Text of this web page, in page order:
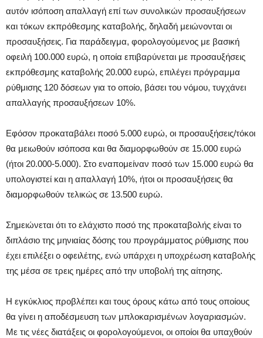
αυτόν ισόποση απαλλαγή επί των συνολικών προσαυξήσεων
και τόκων εκπρόθεσμης καταβολής, δηλαδή μειώνονται οι
προσαυξήσεις. Για παράδειγμα, φορολογούμενος με βασική
οφειλή 100.000 ευρώ, η οποία επιβαρύνεται με προσαυξήσεις
εκπρόθεσμης καταβολής 20.000 ευρώ, επιλέγει πρόγραμμα
ρύθμισης 120 δόσεων για το οποίο, βάσει του νόμου, τυγχάνει
απαλλαγής προσαυξήσεων 10%.
Εφόσον προκαταβάλει ποσό 5.000 ευρώ, οι προσαυξήσεις/τόκοι
θα μειωθούν ισόποσα και θα διαμορφωθούν σε 15.000 ευρώ
(ήτοι 20.000-5.000). Στο εναπομείναν ποσό των 15.000 ευρώ θα
υπολογιστεί και η απαλλαγή 10%, ήτοι οι προσαυξήσεις θα
διαμορφωθούν τελικώς σε 13.500 ευρώ.
Σημειώνεται ότι το ελάχιστο ποσό της προκαταβολής είναι το
διπλάσιο της μηνιαίας δόσης του προγράμματος ρύθμισης που
έχει επιλέξει ο οφειλέτης, ενώ υπάρχει η υποχρέωση καταβολής
της μέσα σε τρεις ημέρες από την υποβολή της αίτησης.
Η εγκύκλιος προβλέπει και τους όρους κάτω από τους οποίους
θα γίνει η αποδέσμευση των μπλοκαρισμένων λογαριασμών.
Με τις νέες διατάξεις οι φορολογούμενοι, οι οποίοι θα υπαχθούν